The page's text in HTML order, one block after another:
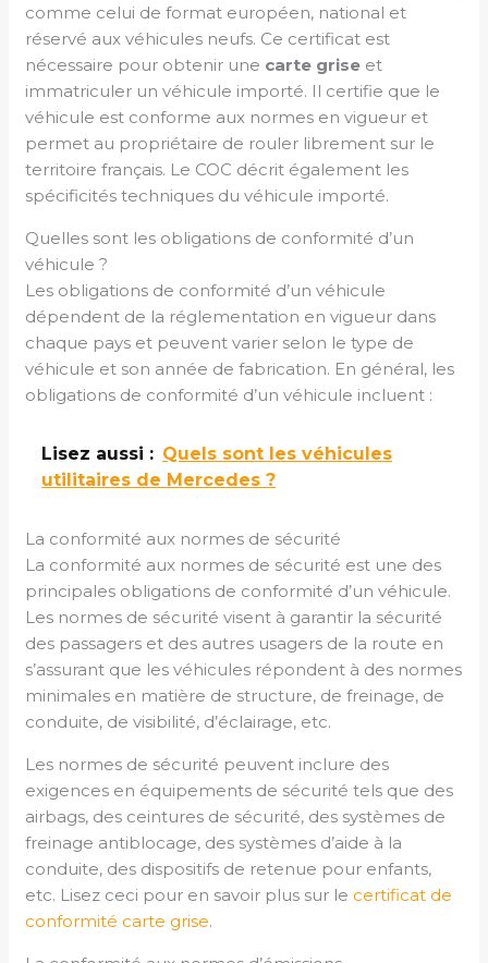
comme celui de format européen, national et
réservé aux véhicules neufs. Ce certificat est
nécessaire pour obtenir une carte grise et
immatriculer un véhicule importé. Il certifie que le
véhicule est conforme aux normes en vigueur et
permet au propriétaire de rouler librement sur le
territoire français. Le COC décrit également les
spécificités techniques du véhicule importé.
Quelles sont les obligations de conformité d’un
véhicule ?
Les obligations de conformité d’un véhicule
dépendent de la réglementation en vigueur dans
chaque pays et peuvent varier selon le type de
véhicule et son année de fabrication. En général, les
obligations de conformité d’un véhicule incluent :
Lisez aussi : Quels sont les véhicules
utilitaires de Mercedes ?
La conformité aux normes de sécurité
La conformité aux normes de sécurité est une des
principales obligations de conformité d’un véhicule.
Les normes de sécurité visent à garantir la sécurité
des passagers et des autres usagers de la route en
s’assurant que les véhicules répondent à des normes
minimales en matière de structure, de freinage, de
conduite, de visibilité, d’éclairage, etc.
Les normes de sécurité peuvent inclure des
exigences en équipements de sécurité tels que des
airbags, des ceintures de sécurité, des systèmes de
freinage antiblocage, des systèmes d’aide à la
conduite, des dispositifs de retenue pour enfants,
etc. Lisez ceci pour en savoir plus sur le certificat de
conformité carte grise.